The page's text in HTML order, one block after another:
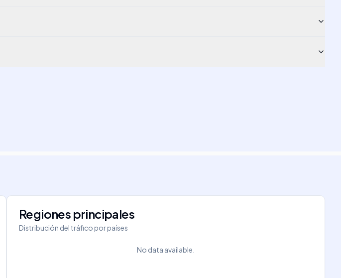
Regiones principales
Distribución del tráfico por países
No data available.